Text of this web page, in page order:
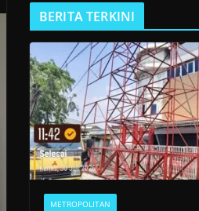
BERITA TERKINI
METROPOLITAN